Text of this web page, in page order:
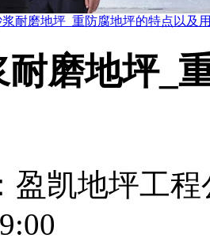
耐磨地坪_重防腐地坪的特点以及
磨地坪_
盈凯地坪工程